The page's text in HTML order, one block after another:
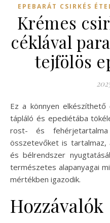
EPEBARÁT CSIRKÉS
Krémes
céklával
tejfölös
Ez a könnyen elkészíthető csirkés-zöldséges quinoa egy
tápláló és epediétába
rost- és fehérjetartalma
összetevőket is tartalmaz,
és bélrendszer
természetes alapanyagai
mértékben igazodik.
Hozzávalók